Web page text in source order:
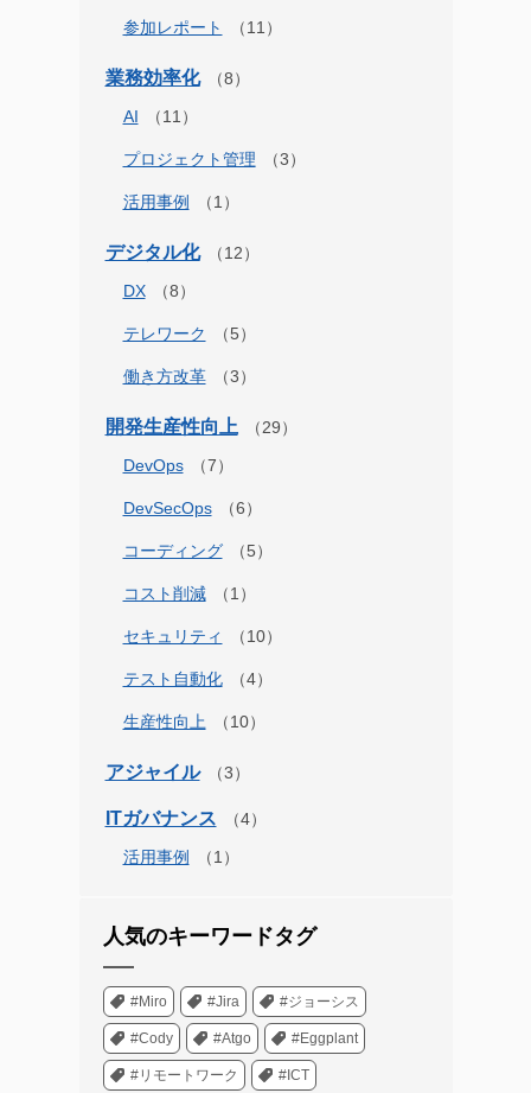
参加レポート
業務効率化
AI
プロジェクト管理
活用事例
デジタル化
DX
テレワーク
働き方改革
開発生産性向上
DevOps
DevSecOps
コーディング
コスト削減
セキュリティ
テスト自動化
生産性向上
アジャイル
ITガバナンス
活用事例
人気のキーワードタグ
#Miro #Jira #ジョーシス
#Cody #Atgo #Eggplant
#リモートワーク #ICT